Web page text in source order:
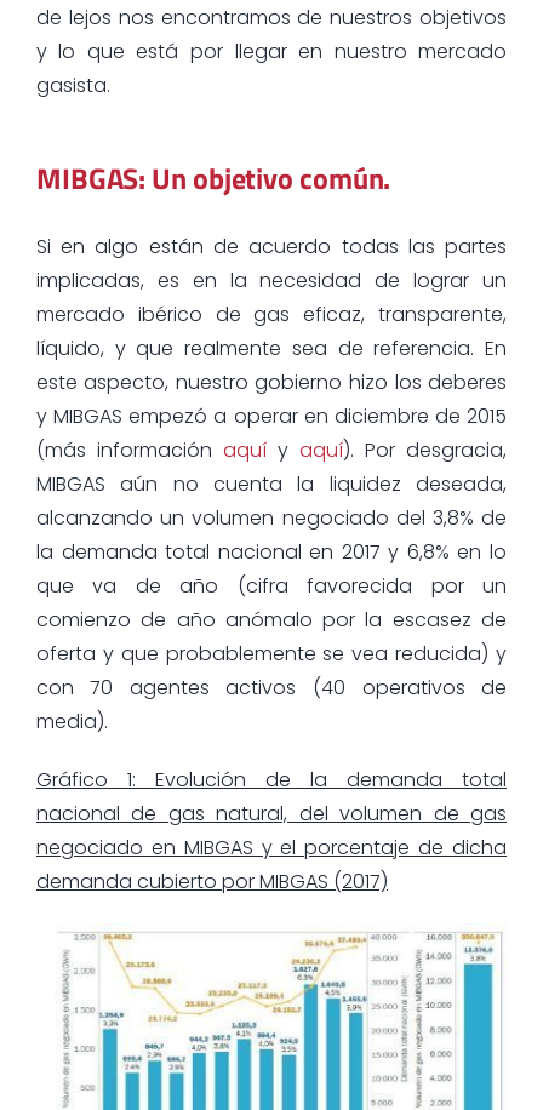
de lejos nos encontramos de nuestros objetivos
y lo que está por llegar en nuestro mercado
gasista.
MIBGAS: Un objetivo común.
Si en algo están de acuerdo todas las partes
implicadas, es en la necesidad de lograr un
mercado ibérico de gas eficaz, transparente,
líquido, y que realmente sea de referencia. En
este aspecto, nuestro gobierno hizo los deberes
y MIBGAS empezó a operar en diciembre de 2015
(más información aquí yaquí). Por desgracia,
MIBGAS aún no cuenta la liquidez deseada,
alcanzando un volumen negociado del 3,8% de
la demanda total nacional en 2017 y 6,8% en lo
que va de año (cifra favorecida por un
comienzo de año anómalo por la escasez de
oferta y que probablemente se vea reducida) y
con 70 agentes activos (40 operativos de
media).
Gráfico 1: Evolución de la demanda total
nacional de gas natural, del volumen de gas
negociado en MIBGAS y el porcentaje de dicha
demanda cubierto por MIBGAS (2017)